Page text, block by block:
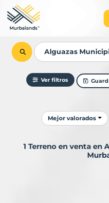
Ver filtros
Ordenar resultados
Mejor valorados
1 Terreno en venta en